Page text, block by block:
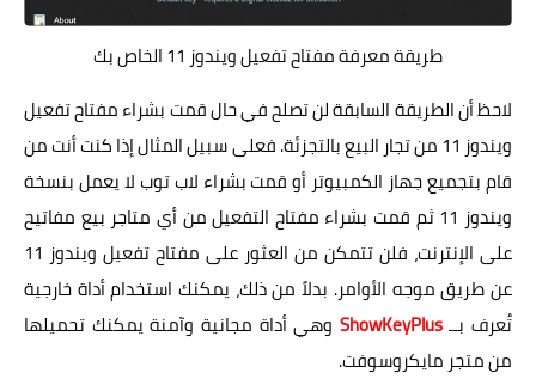
طريقة معرفة مفتاح تفعيل ويندوز 11 الخاص بك
لاحظ أن الطريقة السابقة لن تصلح في حال قمت بشراء مفتاح تفعيل
ويندوز 11 من تجار البيع بالتجزئة. فعلى سبيل المثال إذا كنت أنت من
قام بتجميع جهاز الكمبيوتر أو قمت بشراء لاب توب لا يعمل بنسخة
ويندوز 11 ثم قمت بشراء مفتاح التفعيل من أي متاجر بيع مفاتيح
على الإنترنت، فلن تتمكن من العثور على مفتاح تفعيل ويندوز 11
عن طريق موجه الأوامر. بدلاً من ذلك، يمكنك استخدام أداة خارجية
تُعرف بــShowKeyPlus وهي أداة مجانية وآمنة يمكنك تحميلها
من متجر مايكروسوفت.